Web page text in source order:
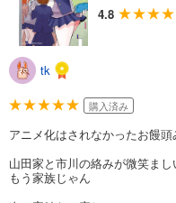
4.8
tk
購入済み
アニメ化はされなかったお饅
山田家と市川の絡みが微笑まし
もう家族じゃん